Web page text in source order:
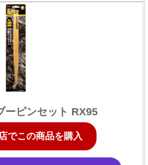
ーピンセット RX95
でこの商品を購入